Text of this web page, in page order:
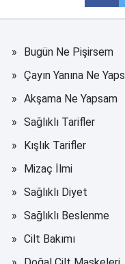
Bugün Ne Pişirsem
Çayın Yanına Ne
Akşama Ne Yapsam
Sağlıklı Tarifler
Kışlık Tarifler
Mizaç İlmi
Sağlıklı Diyet
Sağlıklı Beslenme
Cilt Bakımı